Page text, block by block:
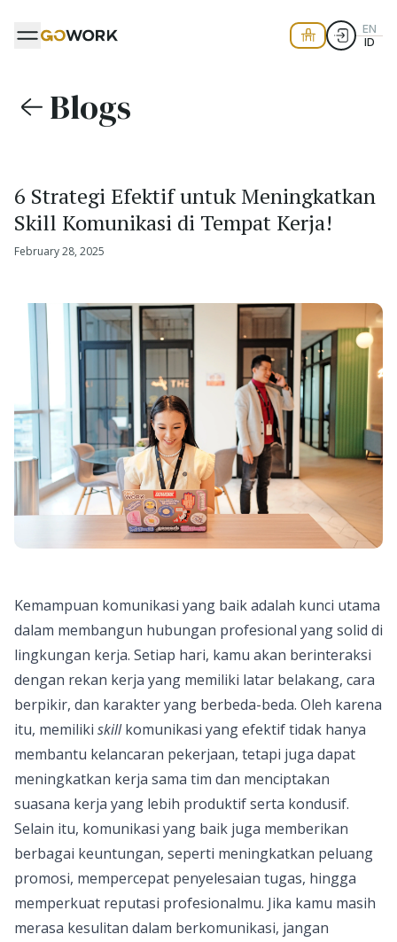
EN
ID
Blogs
6 Strategi Efektif untuk Meningkatkan
Skill Komunikasi di Tempat Kerja!
February 28, 2025
Kemampuan komunikasi yang baik adalah kunci utama
dalam membangun hubungan profesional yang solid di
lingkungan kerja. Setiap hari, kamu akan berinteraksi
dengan rekan kerja yang memiliki latar belakang, cara
berpikir, dan karakter yang berbeda-beda. Oleh karena
itu, memiliki skillkomunikasi yang efektif tidak hanya
membantu kelancaran pekerjaan, tetapi juga dapat
meningkatkan kerja sama tim dan menciptakan
suasana kerja yang lebih produktif serta kondusif.
Selain itu, komunikasi yang baik juga memberikan
berbagai keuntungan, seperti meningkatkan peluang
promosi, mempercepat penyelesaian tugas, hingga
memperkuat reputasi profesionalmu. Jika kamu masih
merasa kesulitan dalam berkomunikasi, jangan